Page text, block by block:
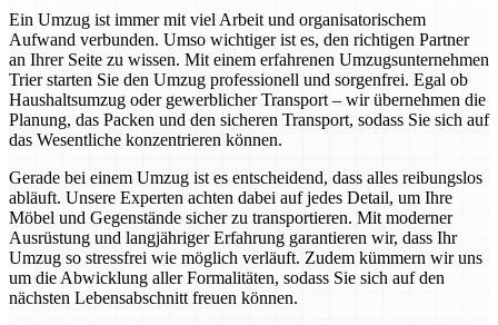
Ein Umzug ist immer mit viel Arbeit und organisatorischem
Aufwand verbunden. Umso wichtiger ist es, den richtigen Partner
an Ihrer Seite zu wissen. Mit einem erfahrenen Umzugsunternehmen
Trier starten Sie den Umzug professionell und sorgenfrei. Egal ob
Haushaltsumzug oder gewerblicher Transport – wir übernehmen die
Planung, das Packen und den sicheren Transport, sodass Sie sich auf
das Wesentliche konzentrieren können.
Gerade bei einem Umzug ist es entscheidend, dass alles reibungslos
abläuft. Unsere Experten achten dabei auf jedes Detail, um Ihre
Möbel und Gegenstände sicher zu transportieren. Mit moderner
Ausrüstung und langjähriger Erfahrung garantieren wir, dass Ihr
Umzug so stressfrei wie möglich verläuft. Zudem kümmern wir uns
um die Abwicklung aller Formalitäten, sodass Sie sich auf den
nächsten Lebensabschnitt freuen können.